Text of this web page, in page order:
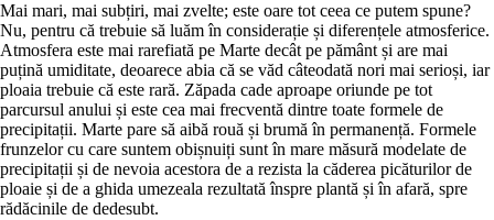
Mai mari, mai subțiri, mai zvelte; este oare tot ceea ce putem spune?
Nu, pentru că trebuie să luăm în considerație și diferențele atmosferice.
Atmosfera este mai rarefiată pe Marte decât pe pământ și are mai
puțină umiditate, deoarece abia că se văd câteodată nori mai serioși, iar
ploaia trebuie că este rară. Zăpada cade aproape oriunde pe tot
parcursul anului și este cea mai frecventă dintre toate formele de
precipitații. Marte pare să aibă rouă și brumă în permanență. Formele
frunzelor cu care suntem obișnuiți sunt în mare măsură modelate de
precipitații și de nevoia acestora de a rezista la căderea picăturilor de
ploaie și de a ghida umezeala rezultată înspre plantă și în afară, spre
rădăcinile de dedesubt.